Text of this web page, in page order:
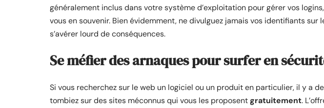
généralement inclus dans votre système d’exploitation pour gérer vos
vous en souvenir. Bien évidemment, ne divulguez jamais vos identifiants sur
s’avérer lourd de conséquences.
Se méfier des arnaques pour surfer en
Si vous recherchez sur le web un logiciel ou un produit en particulier, il y a
tombiez sur des sites méconnus qui vous les proposentgratuitement.